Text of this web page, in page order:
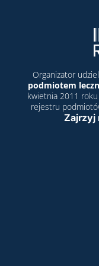
Organizator
podmiotem
kwietnia 2011 roku
rejestru
Zajrzyj